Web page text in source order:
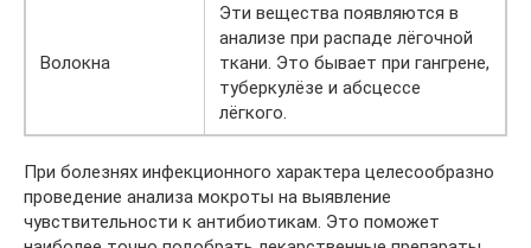
Волокна
Эти вещества появляются в
анализе при распаде лёгочной
ткани. Это бывает при гангрене,
туберкулёзе и абсцессе
лёгкого.
При болезнях инфекционного характера целесообразно
проведение анализа мокроты на выявление
чувствительности к антибиотикам. Это поможет